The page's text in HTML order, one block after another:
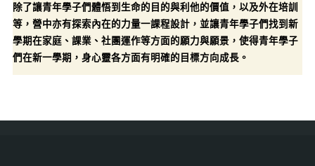
除了讓青年學子們體悟到生命的目的與利他的價值，以及外在培訓
等，營中亦有探索內在的力量一課程設計，並讓青年學子們找到新
學期在家庭、課業、社團運作等方面的願力與願景，使得青年學子
們在新一學期，身心靈各方面有明確的目標方向成長。